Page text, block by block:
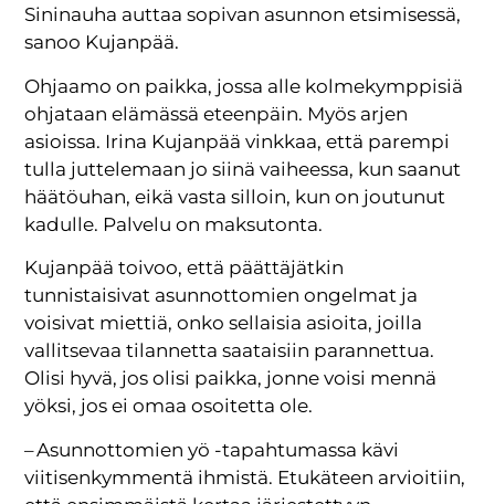
Sininauha auttaa sopivan asunnon etsimisessä,
sanoo Kujanpää.
Ohjaamo on paikka, jossa alle kolmekymppisiä
ohjataan elämässä eteenpäin. Myös arjen
asioissa. Irina Kujanpää vinkkaa, että parempi
tulla juttelemaan jo siinä vaiheessa, kun saanut
häätöuhan, eikä vasta silloin, kun on joutunut
kadulle. Palvelu on maksutonta.
Kujanpää toivoo, että päättäjätkin
tunnistaisivat asunnottomien ongelmat ja
voisivat miettiä, onko sellaisia asioita, joilla
vallitsevaa tilannetta saataisiin parannettua.
Olisi hyvä, jos olisi paikka, jonne voisi mennä
yöksi, jos ei omaa osoitetta ole.
– Asunnottomien yö -tapahtumassa kävi
viitisenkymmentä ihmistä. Etukäteen arvioitiin,